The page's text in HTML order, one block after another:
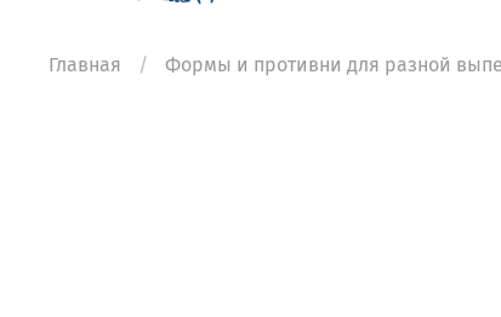
Главная Формы и противни для разной